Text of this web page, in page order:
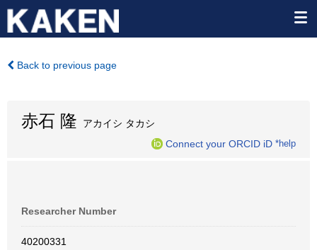
Back to previous page
赤石 隆 アカイシ タカシ
Connect your ORCID iD *help
Researcher Number
40200331